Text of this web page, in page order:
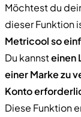
Möchtest du
dieser Funktion
Metricool so
Du kannsteinen
einer Marke zu
Konto
Diese Funktion